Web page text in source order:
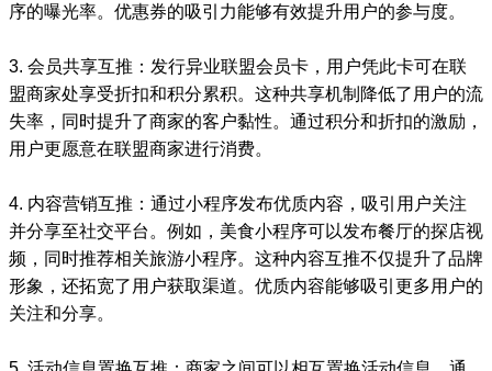
序的曝光率。优惠券的吸引力能够有效提升用户的参与度。
3. 会员共享互推：发行异业联盟会员卡，用户凭此卡可在联
盟商家处享受折扣和积分累积。这种共享机制降低了用户的流
失率，同时提升了商家的客户黏性。通过积分和折扣的激励，
用户更愿意在联盟商家进行消费。
4. 内容营销互推：通过小程序发布优质内容，吸引用户关注
并分享至社交平台。例如，美食小程序可以发布餐厅的探店视
频，同时推荐相关旅游小程序。这种内容互推不仅提升了品牌
形象，还拓宽了用户获取渠道。优质内容能够吸引更多用户的
关注和分享。